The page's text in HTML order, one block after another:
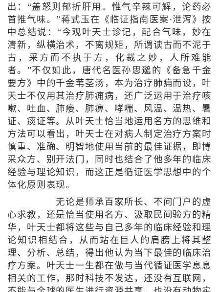
出：“盖怒则郁折肝用。惟气辛辣可解，论药必
首推气味。”蒋式玉在《临证指南医案·泄泻》按
中总结说：“今观叶天士诊记，配合气味，妙在
清新，纵横治术，不离规矩，所谓读古而不泥于
古，采方而不执于方，化裁之妙，人所难能
者。”不仅如此，唐代名医孙思邈的《备急千金
要方》中的千金苇茎汤，本为治疗肺痈而设，叶
天士不仅用其治疗肺痈病，还广泛运用于治疗咳
嗽、吐血、肺痿、肺痹、哮喘、风温、温热、暑
证、痰证等。从叶天士恰当地运用名方的思维和
方法可以看出，叶天士在对病人制定治疗方案时
慎重、准确、明智地使用当前的最佳证据，即博
采众方、别开法门，同时也结合了他多年的临床
经验与理论知识，而这正是循证医学思想中的个
体化原则表现。
无论是师承百家所长、不问门户的虚
心求教，还是恰当使用名方、汲取民间验方的精
华，叶天士都将这些与自己多年的临床经验和理
论知识相结合，从而站在巨人的肩膀上将其整
理、分析、总结，得出他认为当下最佳的临床治
疗方案。叶天士一生都在做与当代循证医学息息
相关的工作，那时科技不发达，还没有互联网，